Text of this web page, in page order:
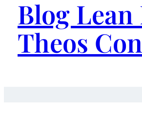
Blog
Theos